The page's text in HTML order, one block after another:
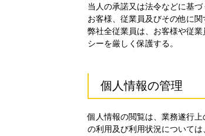
当人の承諾又は法令などに基
お客様、従業員及びその他に関
弊社全従業員は、お客様や従
シーを厳しく保護する。
個人情報の管理
個人情報の閲覧は、業務遂行
の利用及び利用状況について